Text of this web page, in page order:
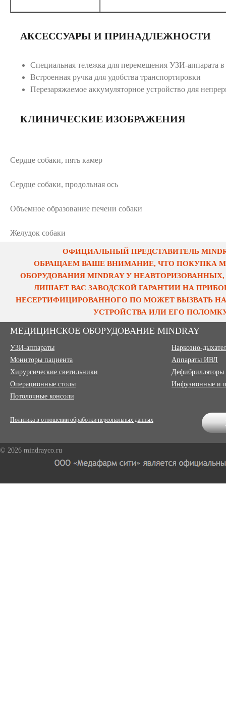
АКСЕССУАРЫ И ПРИНАДЛЕЖНОСТИ
Специальная тележка для перемещения УЗИ-аппарата в
Встроенная ручка для удобства транспортировки
Перезаряжаемое аккумуляторное устройство для
КЛИНИЧЕСКИЕ ИЗОБРАЖЕНИЯ
Сердце собаки, пять камер
Сердце собаки, продольная ось
Объемное образование печени собаки
Желудок собаки
ОФИЦИАЛЬНЫЙ ПРЕДСТАВИТЕЛЬ
ОБРАЩАЕМ ВАШЕ ВНИМАНИЕ, ЧТО ПОКУПКА
ОБОРУДОВАНИЯ MINDRAY У
ЛИШАЕТ ВАС ЗАВОДСКОЙ ГАРАНТИИ НА
НЕСЕРТИФИЦИРОВАННОГО ПО МОЖЕТ ВЫЗВАТЬ
УСТРОЙСТВА ИЛИ ЕГО
МЕДИЦИНСКОЕ ОБОРУДОВАНИЕ MINDRAY
УЗИ-аппараты
Мониторы пациента
Хирургические светильники
Операционные столы
Потолочные консоли
Наркозно-
Аппараты ИВЛ
Дефибрилляторы
Инфузионные и
Политика в отношении обработки персональных данных
© 2026 mindrayco.ru